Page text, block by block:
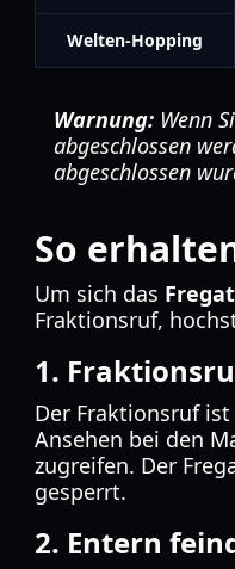
Welten-Hopping
Warnung: Wenn
abgeschlossen
abgeschlossen
So
Um sich das
Fraktionsruf,
1.
Der Fraktionsruf
Ansehen bei den
zugreifen. Der
gesperrt.
2. Entern